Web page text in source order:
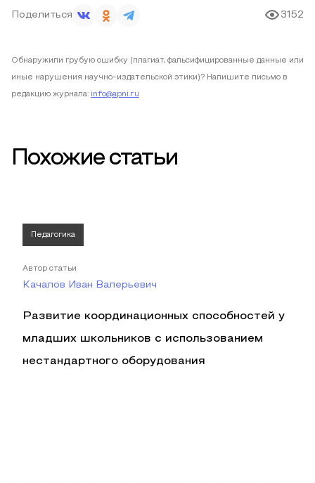
Поделиться 3152
Обнаружили грубую ошибку (плагиат, фальсифицированные данные или
иные нарушения научно-издательской этики)? Напишите письмо в
редакцию журнала: info@apni.ru
Похожие статьи
Педагогика
Автор статьи
Качалов Иван Валерьевич
Развитие координационных способностей у
младших школьников с использованием
нестандартного оборудования